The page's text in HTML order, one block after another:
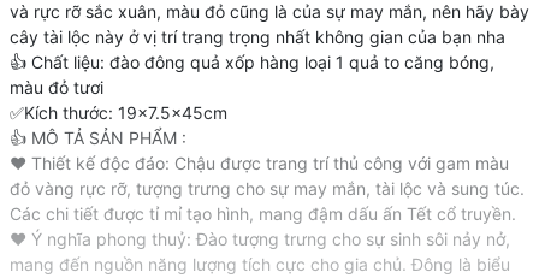
và rực rỡ sắc xuân, màu đỏ cũng là của sự may mắn, nên hãy bày
cây tài lộc này ở vị trí trang trọng nhất không gian của bạn nha
👍 Chất liệu: đào đông quả xốp hàng loại 1 quả to căng bóng,
màu đỏ tươi
✅Kích thước: 19x7.5x45cm
👍 MÔ TẢ SẢN PHẨM :
❤️ Thiết kế độc đáo: Chậu được trang trí thủ công với gam màu
đỏ vàng rực rỡ, tượng trưng cho sự may mắn, tài lộc và sung túc.
Các chi tiết được tỉ mỉ tạo hình, mang đậm dấu ấn Tết cổ truyền.
❤️ Ý nghĩa phong thuỷ: Đào tượng trưng cho sự sinh sôi nảy nở,
mang đến nguồn năng lượng tích cực cho gia chủ. Đông là biểu